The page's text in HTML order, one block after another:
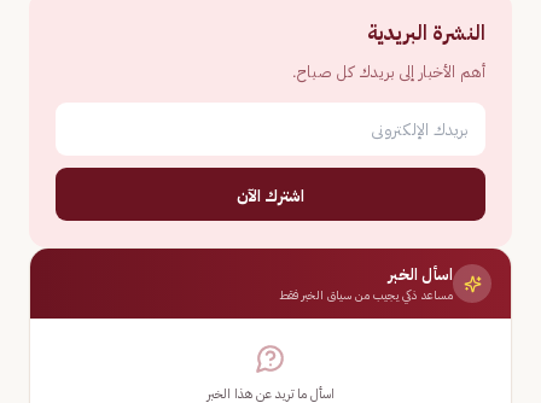
النشرة البريدية
أهم الأخبار إلى بريدك كل صباح.
اشترك الآن
اسأل الخبر
مساعد ذكي يجيب من سياق الخبر فقط
اسأل ما تريد عن هذا الخبر